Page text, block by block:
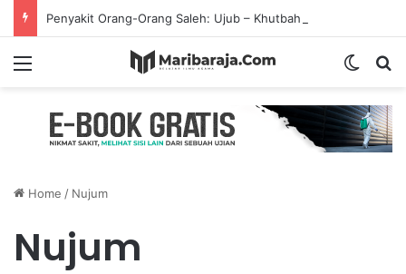
Penyakit Orang-Orang Saleh: Ujub – Khutbah Jumat
Home / Nujum
Nujum